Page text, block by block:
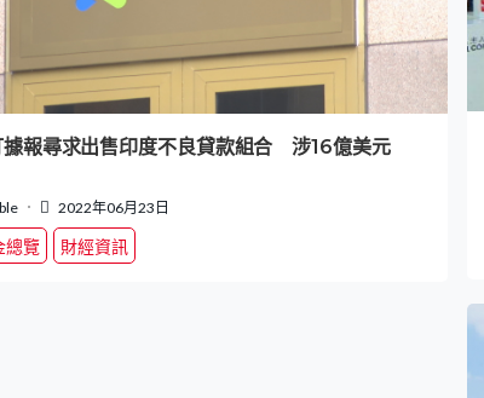
據報尋求出售印度不良貸款組合 涉16億美元
2022年06月23日
總覽 財經資訊